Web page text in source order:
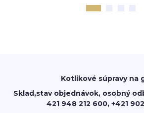
Kotlikové súpravy na
Sklad,stav objednávok, osobný
421 948 212 600, +421